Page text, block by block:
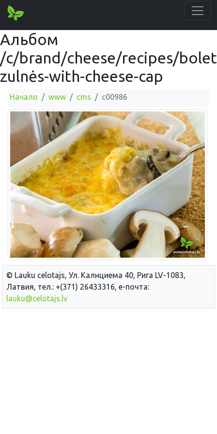
Альбом
/c/brand/cheese/recipes/
zulnės-with-cheese-cap
Начало www cms c00986
© Lauku сelotajs, Ул. Калнциема 40, Рига LV-1083,
Латвия, тел.: +(371) 26433316, е-почта:
lauku@celotajs.lv